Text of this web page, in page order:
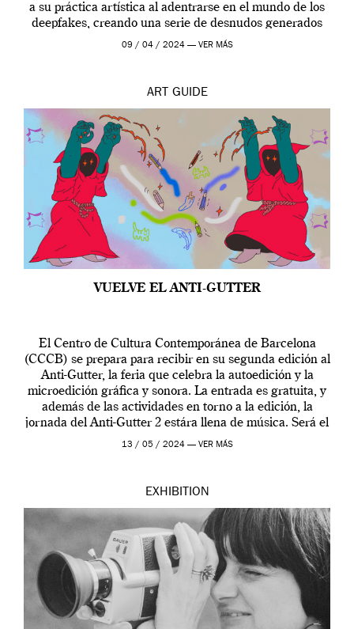
a su práctica artística al adentrarse en el mundo de los
deepfakes, creando una serie de desnudos generados
por […]
09 / 04 / 2024 — VER MÁS
ART GUIDE
VUELVE EL ANTI-GUTTER
El Centro de Cultura Contemporánea de Barcelona
(CCCB) se prepara para recibir en su segunda edición al
Anti-Gutter, la feria que celebra la autoedición y la
microedición gráfica y sonora. La entrada es gratuita, y
además de las actividades en torno a la edición, la
jornada del Anti-Gutter 2 estára llena de música. Será el
[…]
13 / 05 / 2024 — VER MÁS
EXHIBITION